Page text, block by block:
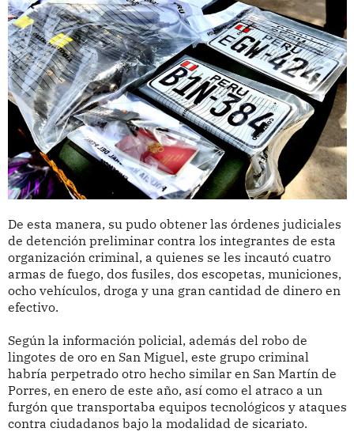
De esta manera, su pudo obtener las órdenes judiciales
de detención preliminar contra los integrantes de esta
organización criminal, a quienes se les incautó cuatro
armas de fuego, dos fusiles, dos escopetas, municiones,
ocho vehículos, droga y una gran cantidad de dinero en
efectivo.
Según la información policial, además del robo de
lingotes de oro en San Miguel, este grupo criminal
habría perpetrado otro hecho similar en San Martín de
Porres, en enero de este año, así como el atraco a un
furgón que transportaba equipos tecnológicos y ataques
contra ciudadanos bajo la modalidad de sicariato.